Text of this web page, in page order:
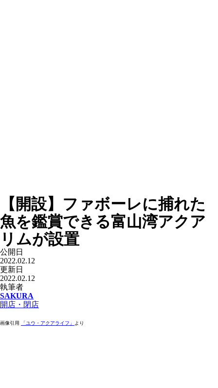
【開設】ファボーレに捕れた
魚を鑑賞できる富山湾アクア
リムが設置
公開日
2022.02.12
更新日
2022.02.12
執筆者
SAKURA
開店・閉店
画像引用 「ユウ・アクアライフ」 より